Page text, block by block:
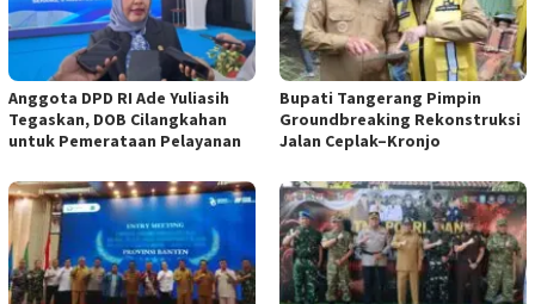
Anggota DPD RI Ade Yuliasih
Tegaskan, DOB Cilangkahan
untuk Pemerataan Pelayanan
Bupati Tangerang Pimpin
Groundbreaking Rekonstruksi
Jalan Ceplak–Kronjo